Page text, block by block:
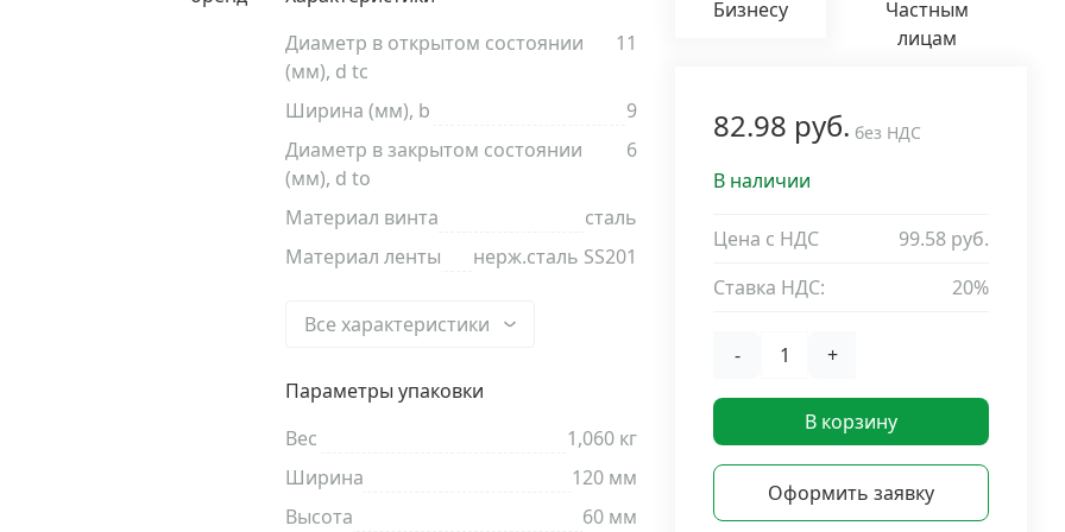
Диаметр в открытом состоянии
(мм), d tc
11
Ширина (мм), b
9
Диаметр в закрытом состоянии
(мм), d to
6
Материал винта
сталь
Материал ленты
нерж.сталь SS201
Все характеристики
Параметры упаковки
Вес
1,060 кг
Ширина
120 мм
Высота
60 мм
Бизнесу
Частным
лицам
82.98 руб. без НДС
В наличии
Цена с НДС
99.58 руб.
Ставка НДС:
20%
- +
В корзину
Оформить заявку